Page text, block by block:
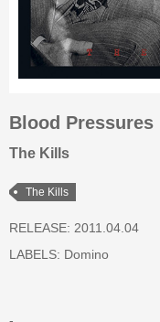
Blood Pressures
The Kills
The Kills
RELEASE: 2011.04.04
LABELS: Domino